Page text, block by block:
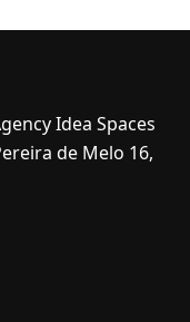
Idea Spaces
de Melo 16,